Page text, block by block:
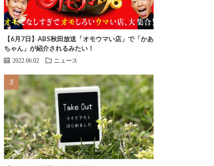
【6月7日】ABS秋田放送「オモウマい店」で「かあ
ちゃん」が紹介されるみたい！
2022.06.02 ニュース